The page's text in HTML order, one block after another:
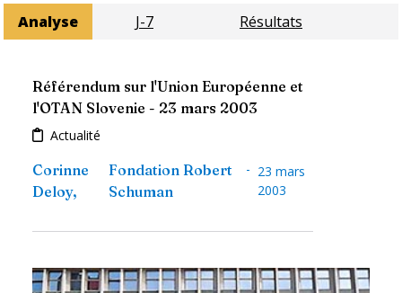
Analyse J-7 Résultats
Référendum sur l'Union Européenne et
l'OTAN Slovenie - 23 mars 2003
Actualité
Corinne
Deloy,
Fondation Robert
Schuman
- 23 mars
2003